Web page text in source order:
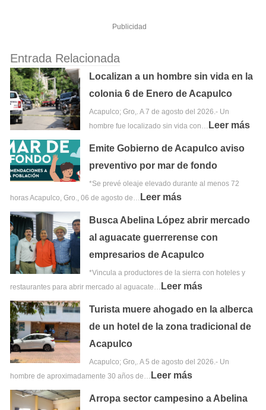
Publicidad
Entrada Relacionada
Localizan a un hombre sin vida en la
colonia 6 de Enero de Acapulco
Acapulco; Gro,. A 7 de agosto del 2026.- Un
hombre fue localizado sin vida con…
Leer más
Emite Gobierno de Acapulco aviso
preventivo por mar de fondo
*Se prevé oleaje elevado durante al menos 72
horas Acapulco, Gro., 06 de agosto de…
Leer más
Busca Abelina López abrir mercado
al aguacate guerrerense con
empresarios de Acapulco
*Vincula a productores de la sierra con hoteles y
restaurantes para abrir mercado al aguacate…
Leer más
Turista muere ahogado en la alberca
de un hotel de la zona tradicional de
Acapulco
Acapulco; Gro,. A 5 de agosto del 2026.- Un
hombre de aproximadamente 30 años de…
Leer más
Arropa sector campesino a Abelina